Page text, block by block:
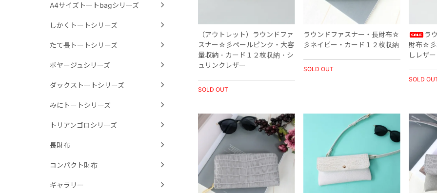
（アウトレット）ラウンドファ
スナー☆彡ペールピンク・大容
量収納・カード１２枚収納・シ
ュリンクレザー
SOLD OUT
ラウンドファスナー・長財布☆
彡ネイビー・カード１２枚収納
SOLD OUT
ラ
財布☆彡
しレザ
SOLD
A4サイズトートbagシリーズ
しかくトートシリーズ
たて長トートシリーズ
ボヤージュシリーズ
ダックストートシリーズ
みにトートシリーズ
トリアンゴロシリーズ
長財布
コンパクト財布
ギャラリー